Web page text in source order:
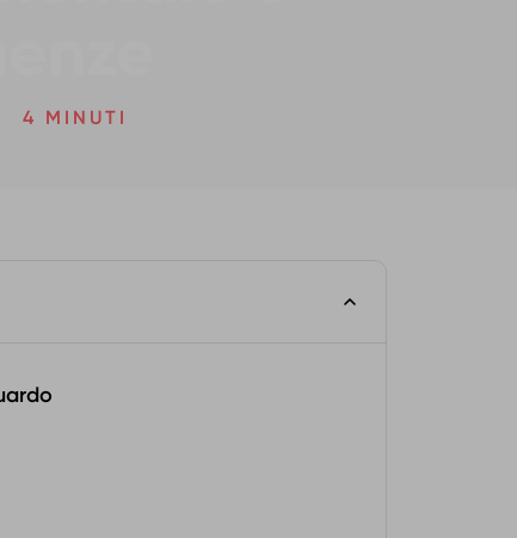
4 MINUTI